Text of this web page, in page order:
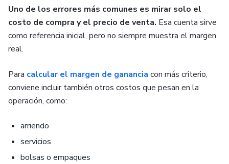
Uno de los errores más comunes es mirar solo el
costo de compra y el precio de venta. Esa cuenta sirve
como referencia inicial, pero no siempre muestra el margen
real.
Para calcular el margen de ganancia con más criterio,
conviene incluir también otros costos que pesan en la
operación, como:
arriendo
servicios
bolsas o empaques